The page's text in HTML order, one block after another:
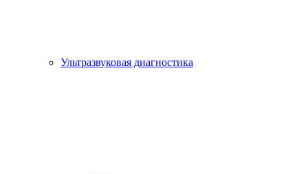
Ультразвуковая диагностика